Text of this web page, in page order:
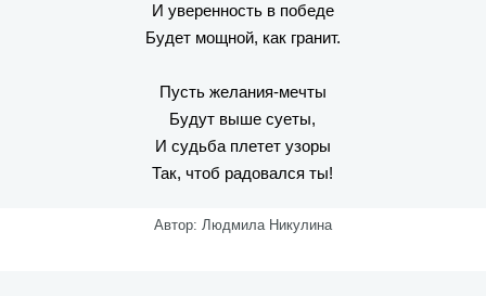
И уверенность в победе
Будет мощной, как гранит.
Пусть желания-мечты
Будут выше суеты,
И судьба плетет узоры
Так, чтоб радовался ты!
Автор: Людмила Никулина